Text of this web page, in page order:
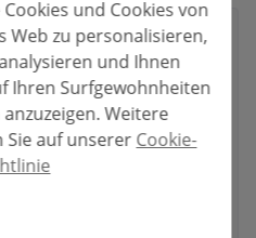
*
und Cookies von
zu personalisieren,
und Ihnen
Ihren Surfgewohnheiten
Weitere
auf unserer Cookie-